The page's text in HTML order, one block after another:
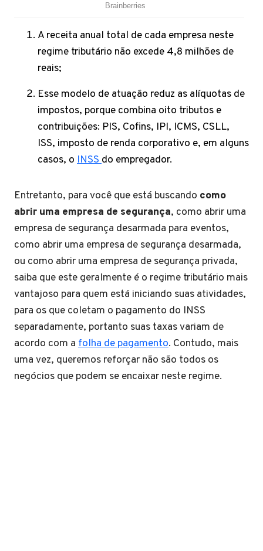
A receita anual total de cada empresa neste
regime tributário não excede 4,8 milhões de
reais;
Esse modelo de atuação reduz as alíquotas de
impostos, porque combina oito tributos e
contribuições: PIS, Cofins, IPI, ICMS, CSLL,
ISS, imposto de renda corporativo e, em alguns
casos, o INSS do empregador.
Entretanto, para você que está buscando como
abrir uma empresa de segurança, como abrir uma
empresa de segurança desarmada para eventos,
como abrir uma empresa de segurança desarmada,
ou como abrir uma empresa de segurança privada,
saiba que este geralmente é o regime tributário mais
vantajoso para quem está iniciando suas atividades,
para os que coletam o pagamento do INSS
separadamente, portanto suas taxas variam de
acordo com a folha de pagamento. Contudo, mais
uma vez, queremos reforçar não são todos os
negócios que podem se encaixar neste regime.